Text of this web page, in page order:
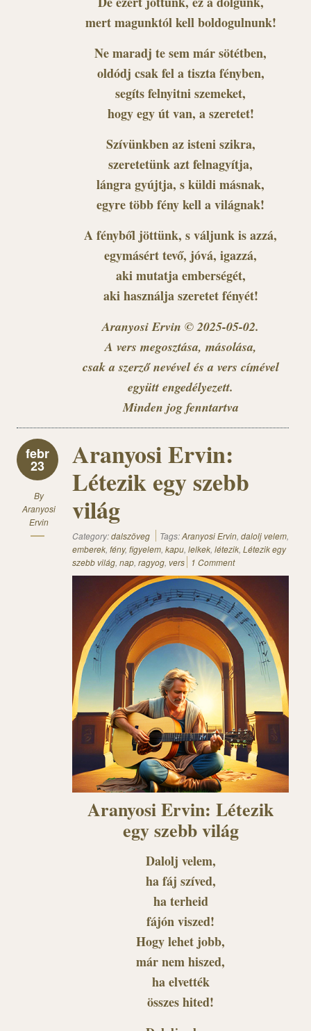
mert magunktól kell boldogulnunk!
Ne maradj te sem már sötétben,
oldódj csak fel a tiszta fényben,
segíts felnyitni szemeket,
hogy egy út van, a szeretet!
Szívünkben az isteni szikra,
szeretetünk azt felnagyítja,
lángra gyújtja, s küldi másnak,
egyre több fény kell a világnak!
A fényből jöttünk, s váljunk is azzá,
egymásért tevő, jóvá, igazzá,
aki mutatja emberségét,
aki használja szeretet fényét!
Aranyosi Ervin © 2025-05-02.
A vers megosztása, másolása,
csak a szerző nevével és a vers címével
együtt engedélyezett.
Minden jog fenntartva
febr
23
By
Aranyosi
Ervin
Aranyosi Ervin:
Létezik egy szebb
világ
Category:dalszöveg Tags:Aranyosi Ervin, dalolj velem,
emberek, fény, figyelem, kapu, lelkek, létezik, Létezik egy
szebb világ, nap, ragyog, vers 1 Comment
Aranyosi Ervin: Létezik
egy szebb világ
Dalolj velem,
ha fáj szíved,
ha terheid
fájón viszed!
Hogy lehet jobb,
már nem hiszed,
ha elvették
összes hited!